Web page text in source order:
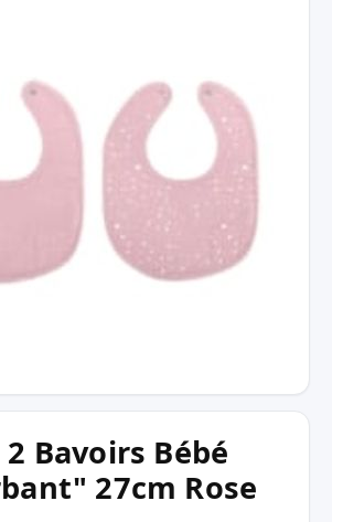
Bavoirs Bébé
27cm Rose